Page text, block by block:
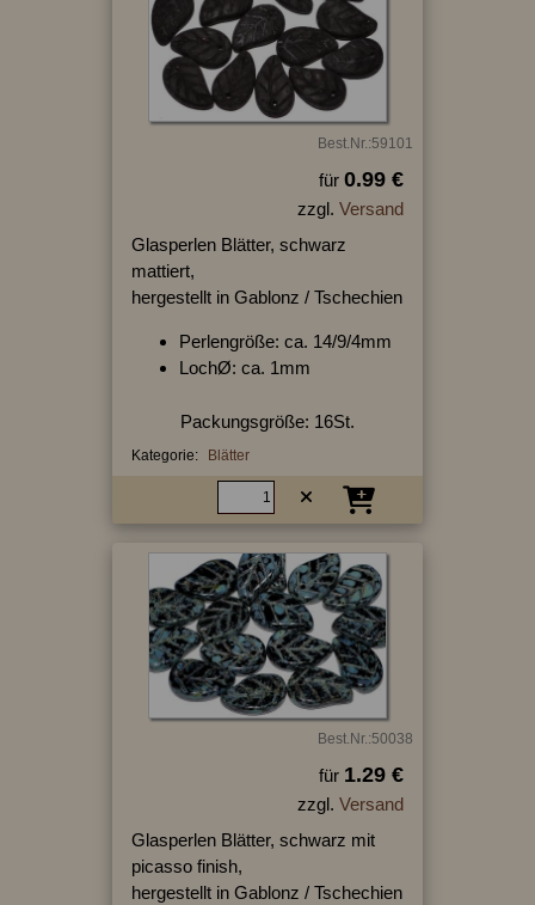
Best.Nr.:59101
für 0.99 €
zzgl. Versand
Glasperlen Blätter, schwarz
mattiert,
hergestellt in Gablonz / Tschechien
Perlengröße: ca. 14/9/4mm
LochØ: ca. 1mm
Packungsgröße: 16St.
Kategorie: Blätter
Best.Nr.:50038
für 1.29 €
zzgl. Versand
Glasperlen Blätter, schwarz mit
picasso finish,
hergestellt in Gablonz / Tschechien